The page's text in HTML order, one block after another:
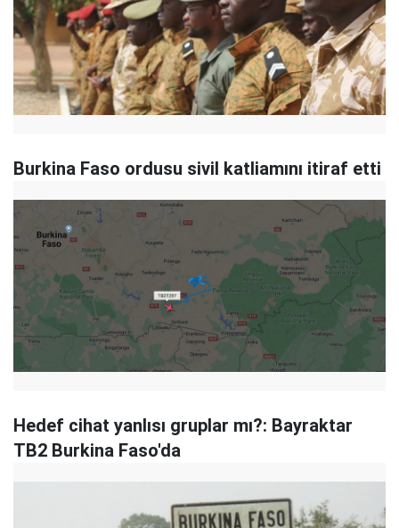
Burkina Faso ordusu sivil katliamını itiraf etti
Hedef cihat yanlısı gruplar mı?: Bayraktar
TB2 Burkina Faso'da